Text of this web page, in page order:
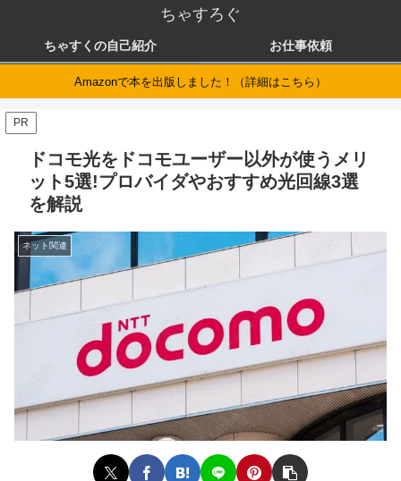
ちゃすろぐ
ちゃすくの自己紹介 お仕事依頼
Amazonで本を出版しました！（詳細はこちら）
PR
ドコモ光をドコモユーザー以外が使うメリ
ット5選!プロバイダやおすすめ光回線3選
を解説
ネット関連